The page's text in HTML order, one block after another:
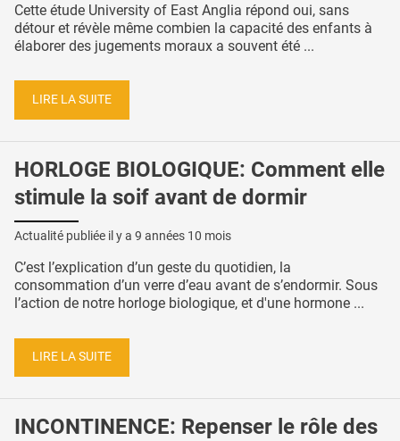
Cette étude University of East Anglia répond oui, sans
détour et révèle même combien la capacité des enfants à
élaborer des jugements moraux a souvent été ...
LIRE LA SUITE
HORLOGE BIOLOGIQUE: Comment elle
stimule la soif avant de dormir
Actualité publiée il y a 9 années 10 mois
C’est l’explication d’un geste du quotidien, la
consommation d’un verre d’eau avant de s’endormir. Sous
l’action de notre horloge biologique, et d'une hormone ...
LIRE LA SUITE
INCONTINENCE: Repenser le rôle des